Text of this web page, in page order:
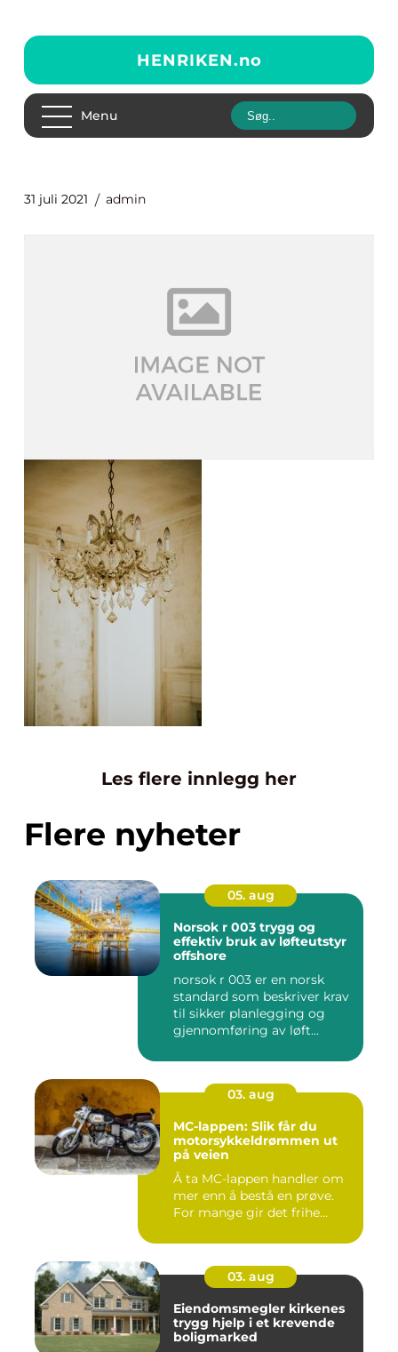
HENRIKEN.no
Menu
31 juli 2021 admin
Les flere innlegg her
Flere nyheter
05. aug
Norsok r 003 trygg og
effektiv bruk av løfteutstyr
offshore
norsok r 003 er en norsk
standard som beskriver krav
til sikker planlegging og
gjennomføring av løft...
03. aug
MC-lappen: Slik får du
motorsykkeldrømmen ut
på veien
Å ta MC-lappen handler om
mer enn å bestå en prøve.
For mange gir det frihe...
03. aug
Eiendomsmegler kirkenes
trygg hjelp i et krevende
boligmarked